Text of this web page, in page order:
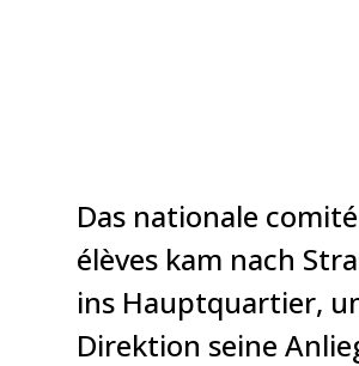
Das nationale
élèves kam nach
ins Hauptquartier,
Direktion seine